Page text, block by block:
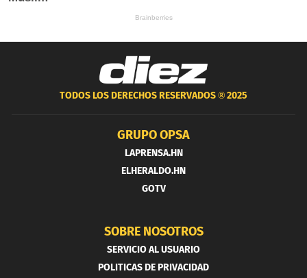
TODOS LOS DERECHOS RESERVADOS ®2025
GRUPO OPSA
LAPRENSA.HN
ELHERALDO.HN
GOTV
SOBRE NOSOTROS
SERVICIO AL USUARIO
POLITICAS DE PRIVACIDAD